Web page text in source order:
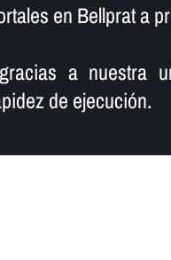
en Bellprat a
a nuestra
de ejecución.